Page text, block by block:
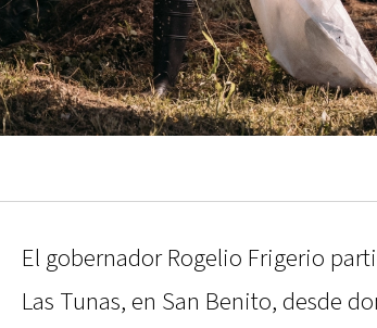
El gobernador Rogelio Frigerio
Las Tunas, en San Benito, desde